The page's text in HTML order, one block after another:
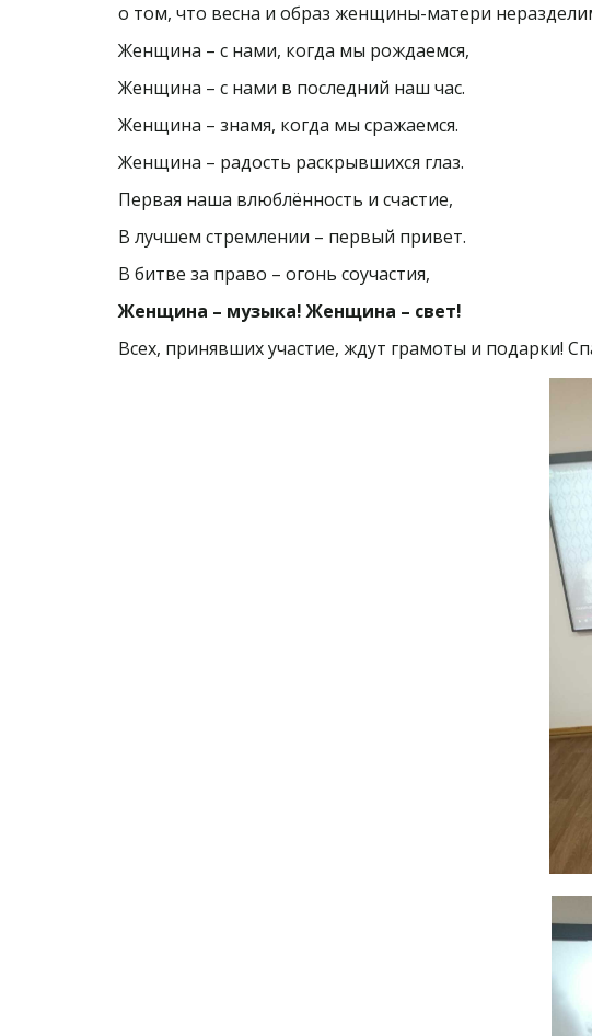
о том, что весна и образ женщины-матери
Женщина – с нами, когда мы рождаемся,
Женщина – с нами в последний наш час.
Женщина – знамя, когда мы сражаемся.
Женщина – радость раскрывшихся глаз.
Первая наша влюблённость и счастие,
В лучшем стремлении – первый привет.
В битве за право – огонь соучастия,
Женщина – музыка! Женщина – свет!
Всех, принявших участие, ждут грамоты и подарки!